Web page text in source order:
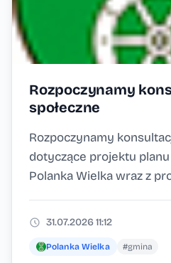
Rozpoczynamy
społeczne
Rozpoczynamy
dotyczące projektu
Polanka Wielka wraz z
31.07.2026 11:12
Polanka Wielka #gmina